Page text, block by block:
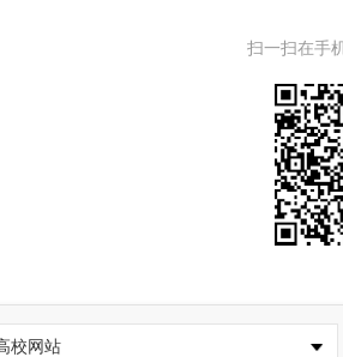
扫一扫在手
校网站